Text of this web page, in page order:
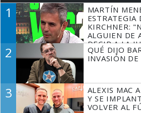
1
MARTÍN
ESTRATEGIA
KIRCHNER:
ALGUIEN DE
DECIR A LA
TIENE QUE
2
QUÉ DIJO
INVASIÓN DE
3
ALEXIS MAC
Y SE
VOLVER AL